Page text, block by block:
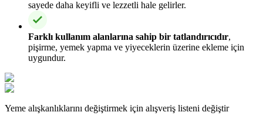
sayede daha keyifli ve lezzetli hale gelirler.
Farklı kullanım alanlarına sahip bir tatlandırıcıdır,
pişirme, yemek yapma ve yiyeceklerin üzerine ekleme için
uygundur.
Yeme alışkanlıklarını değiştirmek için alışveriş listeni değiştir